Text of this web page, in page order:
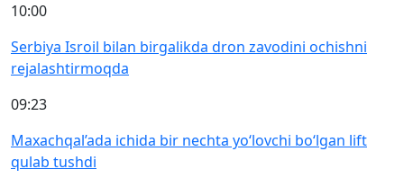
10:00
Serbiya Isroil bilan birgalikda dron zavodini ochishni
rejalashtirmoqda
09:23
Maxachqal’ada ichida bir nechta yo‘lovchi bo‘lgan lift
qulab tushdi